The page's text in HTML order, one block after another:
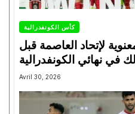
كأس الكونفدرالية
لإتحاد العاصمة قبل
في نهائي الكونفدرالية
Avril 30, 2026